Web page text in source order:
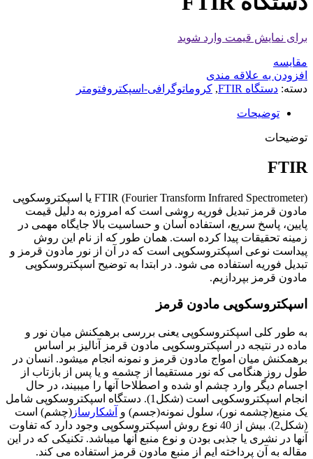
برای نمایش قیمت وارد شوید
مقايسه
افزودن به علاقه مندی
دسته: دستگاه FTIR , کروماتوگرافی-اسپکتروفتومتر
توضیحات
توضیحات
FTIR
(Fourier Transform Infrared Spectrometer) FTIR یا اسپکتروسکوپی
مادون قرمز تبدیل فوریه روشی است که امروزه به دلیل قیمت
پایین، پاسخ سریع، استفاده آسان و حساسیت بالا جایگاه مهمی در
زمینه تحقیقات پیدا کرده است. همان طور که از نام این روش
پیداست نوعی اسپکتروسکوپی است که در آن از نور مادون قرمز و
تبدیل فوریه استفاده می شود. در ابتدا به توضیح اسپکتروسکوپی
مادون قرمز بپردازیم.
اسپکتروسکوپی مادون قرمز
به طور کلی اسپکتروسکوپی یعنی بررسی برهمکنش میان نور و
ماده در نتیجه در اسپکتروسکوپی مادون قرمز آنالیز بر اساس
برهمکنش میان امواج مادون قرمز و نمونه انجام می­شود. انسان در
طول روز هنگامی که نور مستقیما از چشمه و یا پس از بازتاب از
اجسام دیگر وارد چشم او شده و اصطلاحا آن­ها را می­بیند، در حال
انجام اسپکتروسکوپی است (شکل1). دستگاه اسپکتروسکوپی شامل
یک منبع(چشمه نور)، سلول نمونه(جسم) و آشکارساز (چشم) است
(شکل2). بیش از 40 نوع روش اسپکتروسکوپی وجود دارد که تفاوت
آن­ها در نشری یا جذبی بودن و نوع منبع آن­ها می­باشد. تکنیکی که در این
مقاله به آن پرداخته ایم از منبع مادون قرمز استفاده می ­کند.